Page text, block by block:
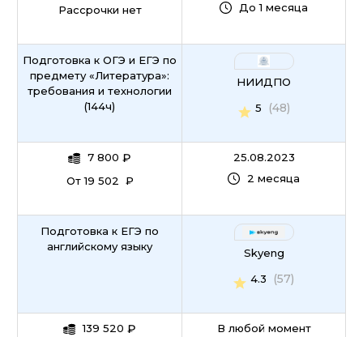
Рассрочки нет
До 1 месяца
Подготовка к ОГЭ и ЕГЭ по
предмету «Литература»:
требования и технологии
(144ч)
7 800 ₽
От 19 502 ₽
НИИДПО
5
(48)
25.08.2023
2 месяца
Подготовка к ЕГЭ по
английскому языку
139 520 ₽
Skyeng
4.3
(57)
В любой момент